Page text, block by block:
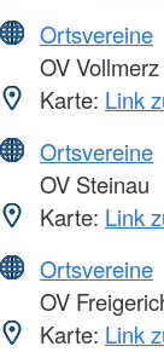
Ortsvereine
OV Vollmerz
Karte: Link
Ortsvereine
OV Steinau
Karte: Link
Ortsvereine
OV
Karte: Link